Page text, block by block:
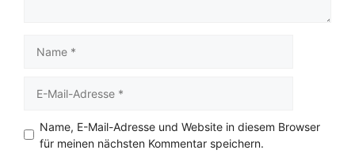
Mail-
Name, E-Mail-Adresse und Website in diesem Browser
für meinen nächsten Kommentar speichern.